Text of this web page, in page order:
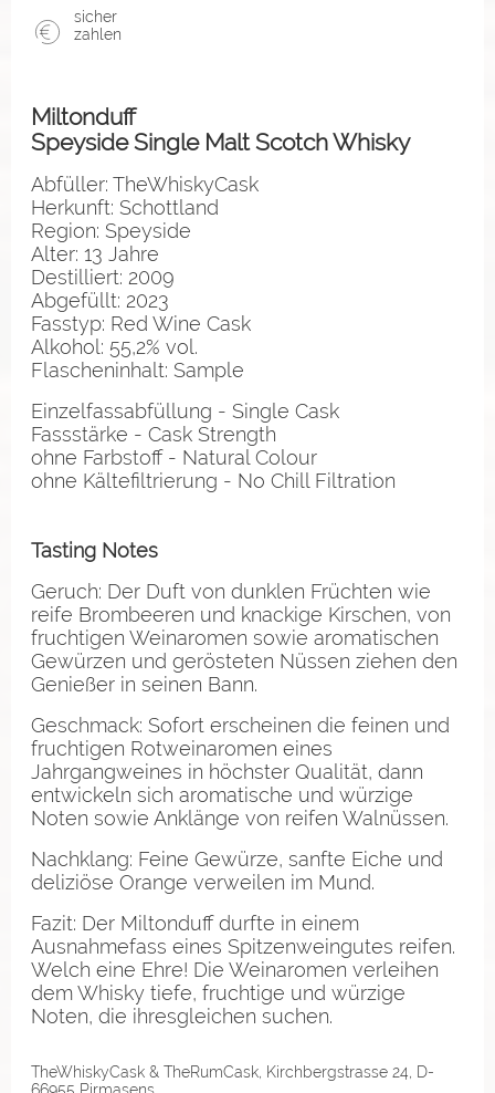
sicher
zahlen
Miltonduff
Speyside Single Malt Scotch Whisky
Abfüller: TheWhiskyCask
Herkunft: Schottland
Region: Speyside
Alter: 13 Jahre
Destilliert: 2009
Abgefüllt: 2023
Fasstyp: Red Wine Cask
Alkohol: 55,2% vol.
Flascheninhalt: Sample
Einzelfassabfüllung - Single Cask
Fassstärke - Cask Strength
ohne Farbstoff - Natural Colour
ohne Kältefiltrierung - No Chill Filtration
Tasting Notes
Geruch: Der Duft von dunklen Früchten wie
reife Brombeeren und knackige Kirschen, von
fruchtigen Weinaromen sowie aromatischen
Gewürzen und gerösteten Nüssen ziehen den
Genießer in seinen Bann.
Geschmack: Sofort erscheinen die feinen und
fruchtigen Rotweinaromen eines
Jahrgangweines in höchster Qualität, dann
entwickeln sich aromatische und würzige
Noten sowie Anklänge von reifen Walnüssen.
Nachklang: Feine Gewürze, sanfte Eiche und
deliziöse Orange verweilen im Mund.
Fazit: Der Miltonduff durfte in einem
Ausnahmefass eines Spitzenweingutes reifen.
Welch eine Ehre! Die Weinaromen verleihen
dem Whisky tiefe, fruchtige und würzige
Noten, die ihresgleichen suchen.
TheWhiskyCask & TheRumCask, Kirchbergstrasse 24, D-
66955 Pirmasens